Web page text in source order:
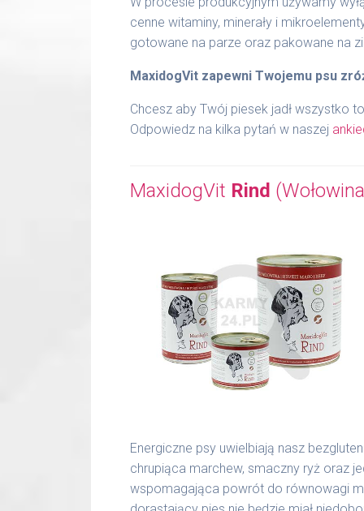
cenne witaminy, minerały i
gotowane na parze oraz pakowane na
MaxidogVit zapewni Twojemu psu
Chcesz aby Twój piesek jadł wszystko
Odpowiedz na kilka pytań w naszej
MaxidogVit Rind
Energiczne psy uwielbiają nasz
chrupiąca marchew, smaczny ryż oraz
wspomagająca powrót do równowagi